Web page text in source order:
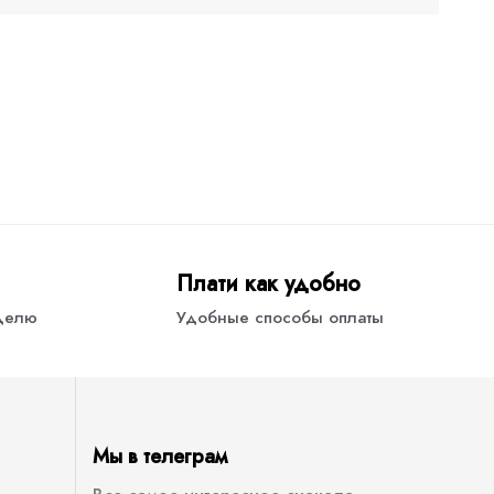
Плати как удобно
Удобные способы оплаты
Мы в телеграм